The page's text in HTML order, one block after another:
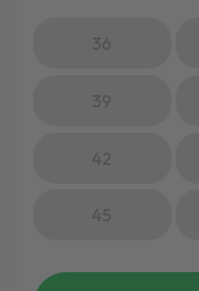
36
39
42
45